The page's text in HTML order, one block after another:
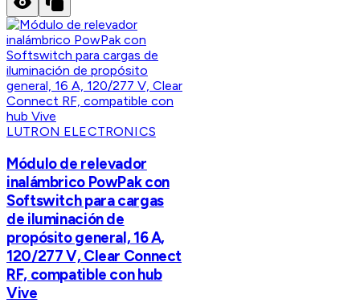
LUTRON ELECTRONICS
Módulo de relevador
inalámbrico PowPak con
Softswitch para cargas
de iluminación de
propósito general, 16 A,
120/277 V, Clear Connect
RF, compatible con hub
Vive